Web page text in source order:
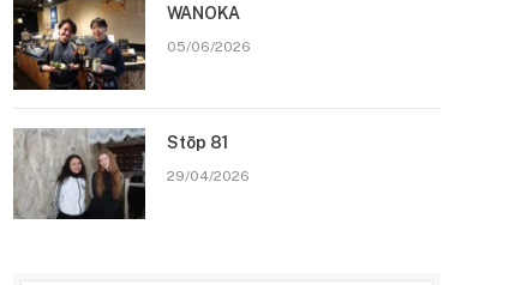
WANOKA
05/06/2026
Stōp 81
29/04/2026